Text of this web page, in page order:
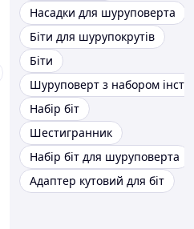
Насадки для шуруповерта
Біти для шурупокрутів
Біти
Шуруповерт з набором
Набір біт
Шестигранник
Набір біт для шуруповерта
Адаптер кутовий для біт